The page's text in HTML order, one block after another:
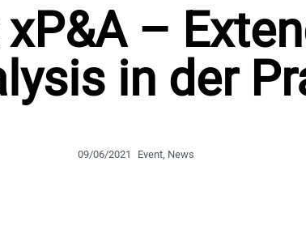
–
in der
09/06/2021 Event News